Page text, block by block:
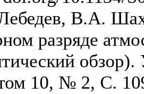
В.А.
разряде
10, № 2, С.